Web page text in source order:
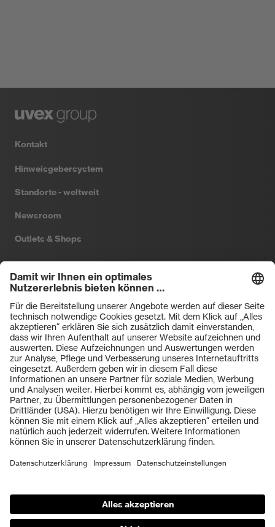
Kontakt
Hinweisgebersystem
Standorte - weltweit
Newsroom
Outlets & Shops
HexArmor
laservision
uvex sports
Hiplok
Rainer Winter Stiftung
ZU DEN SHOPS
AGBs Einkaufsbedingungen Vertriebsbedingungen Impressum